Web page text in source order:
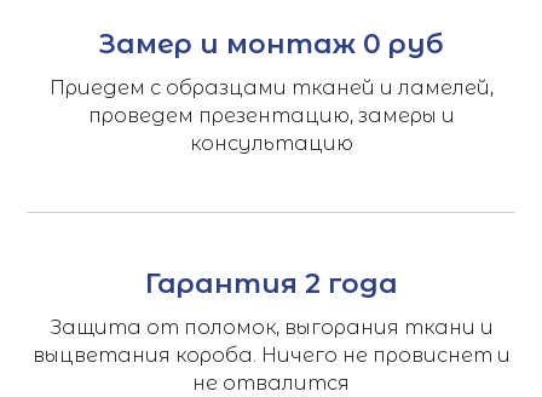
Замер и монтаж 0 руб
Приедем с образцами тканей и ламелей,
проведем презентацию, замеры и
консультацию
Гарантия 2 года
Защита от поломок, выгорания ткани и
выцветания короба. Ничего не провиснет и
не отвалится